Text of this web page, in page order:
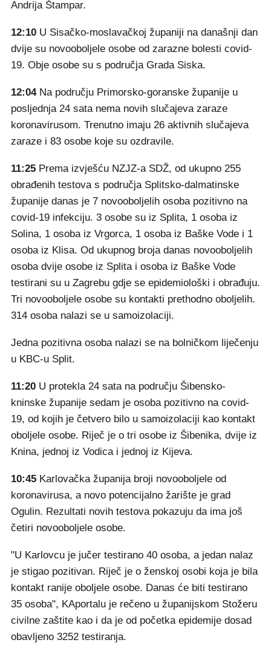
Andrija Štampar.
12:10 U Sisačko-moslavačkoj županiji na današnji dan
dvije su novooboljele osobe od zarazne bolesti covid-
19. Obje osobe su s područja Grada Siska.
12:04Na području Primorsko-goranske županije u
posljednja 24 sata nema novih slučajeva zaraze
koronavirusom. Trenutno imaju 26 aktivnih slučajeva
zaraze i 83 osobe koje su ozdravile.
11:25 Prema izvješću NZJZ-a SDŽ, od ukupno 255
obrađenih testova s područja Splitsko-dalmatinske
županije danas je 7 novooboljelih osoba pozitivno na
covid-19 infekciju. 3 osobe su iz Splita, 1 osoba iz
Solina, 1 osoba iz Vrgorca, 1 osoba iz Baške Vode i 1
osoba iz Klisa. Od ukupnog broja danas novooboljelih
osoba dvije osobe iz Splita i osoba iz Baške Vode
testirani su u Zagrebu gdje se epidemiološki i obrađuju.
Tri novooboljele osobe su kontakti prethodno oboljelih.
314 osoba nalazi se u samoizolaciji.
Jedna pozitivna osoba nalazi se na bolničkom liječenju
u KBC-u Split.
11:20 U protekla 24 sata na području Šibensko-
kninske županije sedam je osoba pozitivno na covid-
19, od kojih je četvero bilo u samoizolaciji kao kontakt
oboljele osobe. Riječ je o tri osobe iz Šibenika, dvije iz
Knina, jednoj iz Vodica i jednoj iz Kijeva.
10:45 Karlovačka županija broji novooboljele od
koronavirusa, a novo potencijalno žarište je grad
Ogulin. Rezultati novih testova pokazuju da ima još
četiri novooboljele osobe.
"U Karlovcu je jučer testirano 40 osoba, a jedan nalaz
je stigao pozitivan. Riječ je o ženskoj osobi koja je bila
kontakt ranije oboljele osobe. Danas će biti testirano
35 osoba", KAportalu je rečeno u županijskom Stožeru
civilne zaštite kao i da je od početka epidemije dosad
obavljeno 3252 testiranja.